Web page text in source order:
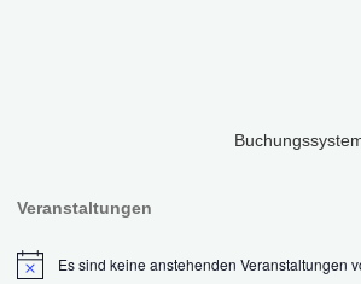
Veranstaltungen
HinweisEs sind keine anstehenden Veranstaltungen